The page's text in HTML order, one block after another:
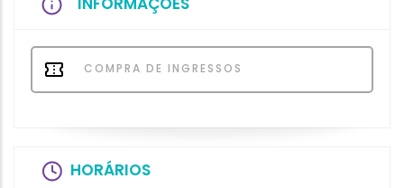
COMPRA DE INGRESSOS
HORÁRIOS